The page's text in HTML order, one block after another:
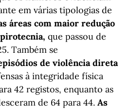
em várias tipologias de
áreas com maior redução
que passou de
Também se
de violência direta
à integridade física
42 registos, enquanto as
de 64 para 44. As